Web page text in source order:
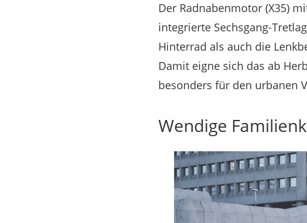
Der Radnabenmotor (X35)
integrierte Sechsgang-
Hinterrad als auch die
Damit eigne sich das ab
besonders für den urbanen
Wendige